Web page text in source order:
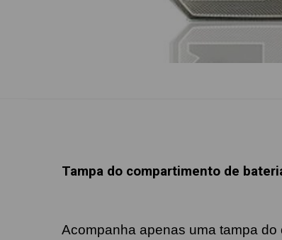
Tampa do compartimento de
Acompanha apenas uma tampa do